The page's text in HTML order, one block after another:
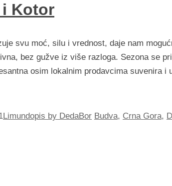
i Kotor
svu moć, silu i vrednost, daje nam
bez gužve iz više razloga. Sezona se
osim lokalnim prodavcima suvenira i
Limundopis by DedaBor Budva, Crna Gora,